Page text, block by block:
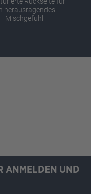
herausragendes
Mischgefühl
ANMELDEN UND